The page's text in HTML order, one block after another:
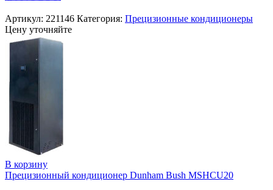
Артикул: 221146 Категория: Прецизионные кондиционеры
Цену уточняйте
В корзину
Прецизионный кондиционер Dunham Bush MSHCU20